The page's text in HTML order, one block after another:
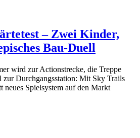
– Zwei Kinder,
Bau-Duell
wird zur Actionstrecke, die Treppe
zur Durchgangsstation: Mit Sky Trails
neues Spielsystem auf den Markt